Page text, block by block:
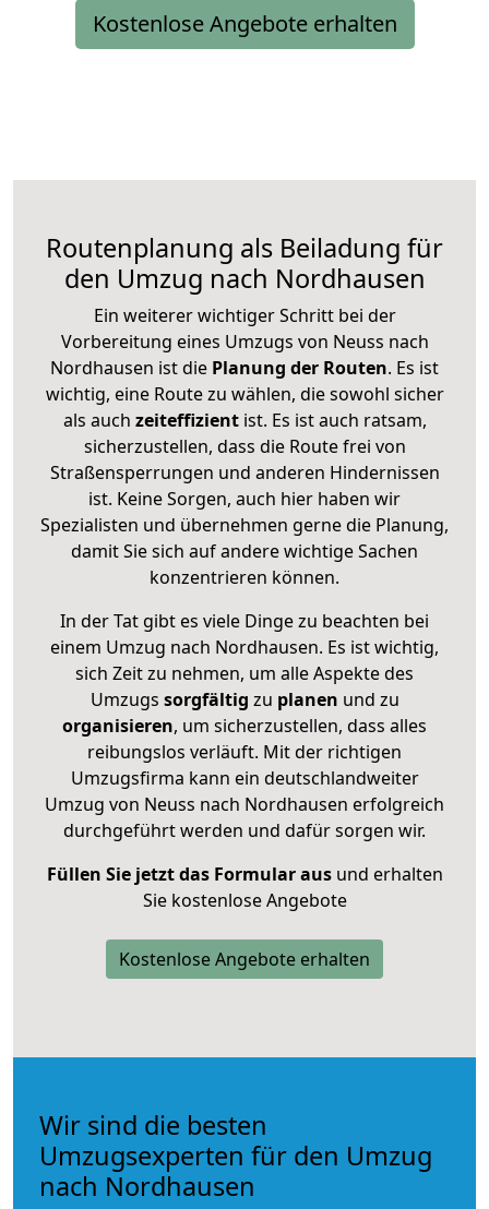
Kostenlose Angebote erhalten
Routenplanung als Beiladung für
den Umzug nach Nordhausen
Ein weiterer wichtiger Schritt bei der
Vorbereitung eines Umzugs von Neuss nach
Nordhausen ist die Planung der Routen. Es ist
wichtig, eine Route zu wählen, die sowohl sicher
als auch zeiteffizientist. Es ist auch ratsam,
sicherzustellen, dass die Route frei von
Straßensperrungen und anderen Hindernissen
ist. Keine Sorgen, auch hier haben wir
Spezialisten und übernehmen gerne die Planung,
damit Sie sich auf andere wichtige Sachen
konzentrieren können.
In der Tat gibt es viele Dinge zu beachten bei
einem Umzug nach Nordhausen. Es ist wichtig,
sich Zeit zu nehmen, um alle Aspekte des
Umzugs sorgfältig zu planen und zu
organisieren, um sicherzustellen, dass alles
reibungslos verläuft. Mit der richtigen
Umzugsfirma kann ein deutschlandweiter
Umzug von Neuss nach Nordhausen erfolgreich
durchgeführt werden und dafür sorgen wir.
Füllen Sie jetzt das Formular ausund erhalten
Sie kostenlose Angebote
Kostenlose Angebote erhalten
Wir sind die besten
Umzugsexperten für den Umzug
nach Nordhausen